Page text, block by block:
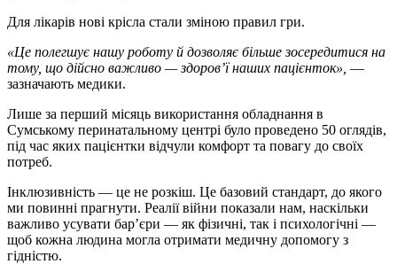
Для лікарів нові крісла стали зміною правил гри.
«Це полегшує нашу роботу й дозволяє більше зосередитися на
тому, що дійсно важливо — здоров’ї наших пацієнток», —
зазначають медики.
Лише за перший місяць використання обладнання в
Сумському перинатальному центрі було проведено 50 оглядів,
під час яких пацієнтки відчули комфорт та повагу до своїх
потреб.
Інклюзивність — це не розкіш. Це базовий стандарт, до якого
ми повинні прагнути. Реалії війни показали нам, наскільки
важливо усувати бар’єри — як фізичні, так і психологічні —
щоб кожна людина могла отримати медичну допомогу з
гідністю.